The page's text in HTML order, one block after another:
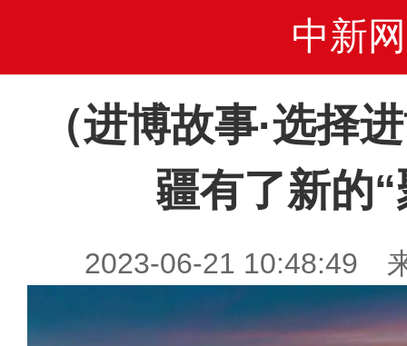
中新网
（进博故事·选择
疆有了新的
2023-06-21 10:48:49